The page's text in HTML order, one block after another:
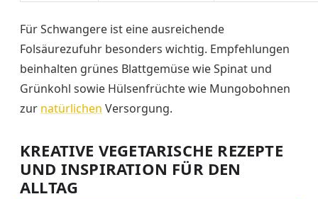
Für Schwangere ist eine ausreichende
Folsäurezufuhr besonders wichtig. Empfehlungen
beinhalten grünes Blattgemüse wie Spinat und
Grünkohl sowie Hülsenfrüchte wie Mungobohnen
zur natürlichen Versorgung.
KREATIVE VEGETARISCHE REZEPTE
UND INSPIRATION FÜR DEN
ALLTAG